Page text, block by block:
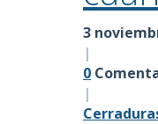
3
|
0
|